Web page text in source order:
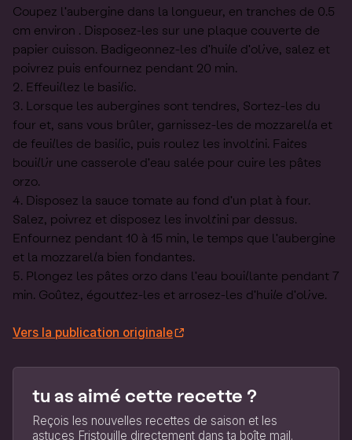
Coupez l'aubergine dans la longueur, en tranches de 0.5
cm environ . Disposez-les sur une plaque couverte de
papier cuisson. Badigeonnez-les d'huile d'olive, salez et
poivrez puis enfournez pendant 20 min.
Effeuillez le basilic.
Lorsque les aubergines sont tendres, Sortez-les du
four et, sans vous brûler, garnissez-les de mozzarella et
de feuilles de basilic, puis roulez les involtini. Faites
bouillir une casserole d'eau salée pour cuire les pâtes
orzo.
Disposez la sauce tomate au fond d'un plat à four.
Salez, poivrez et disposez les involtini par dessus.
Enfournez pendant 10 à 15 min, le temps que l'aubergine
et la mozzarella bien fondantes.
Plongez les pâtes orzo dans l'eau bouillante pendant 7
min. Goûtez, égouttez-les et arrosez-les d'huile d'olive.
Vers la publication originale
tu as aimé cette recette ?
Reçois les nouvelles recettes de saison et les
astuces Fristouille directement dans ta boîte mail.